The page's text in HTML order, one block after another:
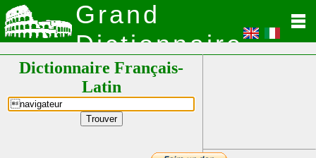
Grand
Dictionnaire
Latin
Dictionnaire Français-
Latin